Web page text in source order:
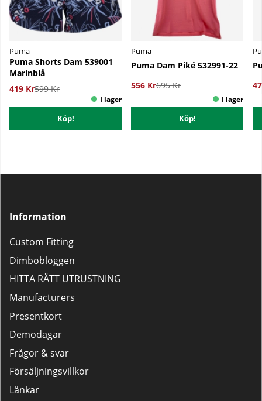
Puma
Puma Shorts Dam 539001
Marinblå
419 Kr599 Kr
Köp!
Puma
Puma Dam Piké 532991-22
556 Kr695 Kr
Köp!
Information
Custom Fitting
Dimbobloggen
HITTA RÄTT UTRUSTNING
Manufacturers
Presentkort
Demodagar
Frågor & svar
Försäljningsvillkor
Länkar